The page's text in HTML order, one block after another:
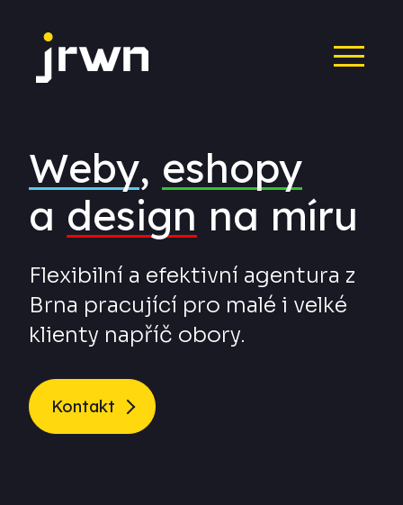
Weby, eshopy
a design na míru
Flexibilní a efektivní agentura z
Brna pracující pro malé i velké
klienty napříč obory.
Kontakt